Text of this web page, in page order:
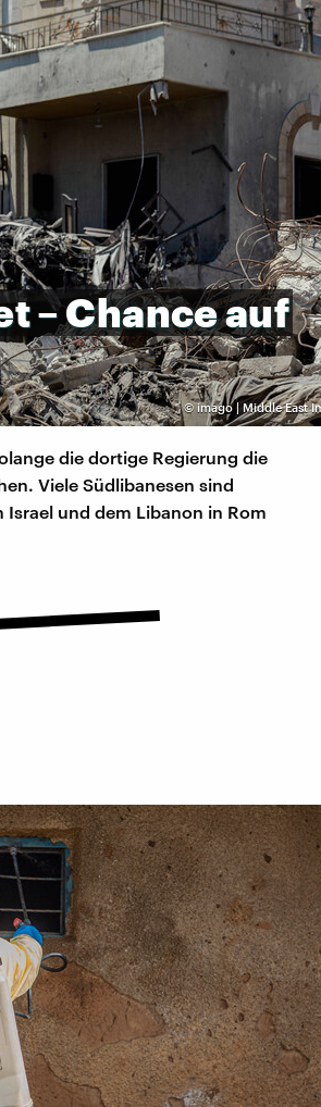
©imago | Middle East
–Chanceauf
die dortige Regierung die
Viele Südlibanesen sind
und dem Libanon in Rom